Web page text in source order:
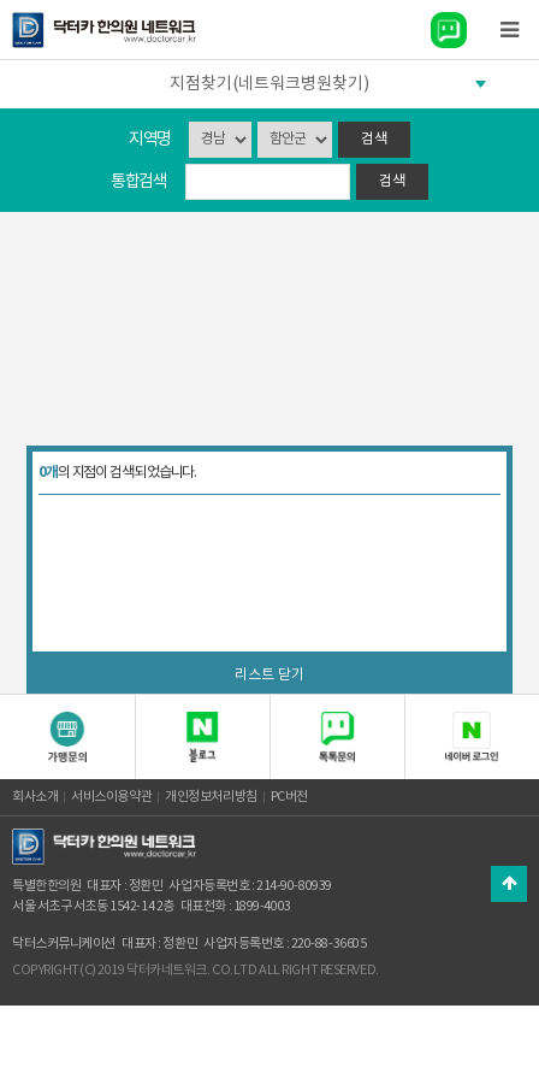
지점찾기(네트워크병원찾기)
지역명
통합검색
0개의 지점이 검색 되었습니다.
리스트 닫기
회사소개 서비스이용약관 개인정보처리방침 PC버전
특별한한의원 대표자 : 정환민 사업자등록번호 : 214-90-80939
서울 서초구 서초동 1542-14 2층 대표전화 : 1899-4003
닥터스커뮤니케이션 대표자 : 정환민 사업자등록번호 : 220-88-36605
COPYRIGHT(C) 2019 닥터카네트워크. CO.LTD ALL RIGHT RESERVED.